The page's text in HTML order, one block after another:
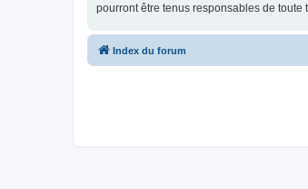
pourront être tenus responsables de
Index du forum